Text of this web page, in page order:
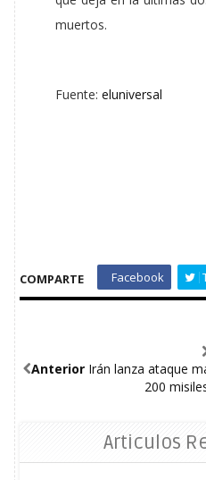
muertos.
Fuente: eluniversal
COMPARTE Facebook
Anterior Irán lanza ataque
200
Articulos